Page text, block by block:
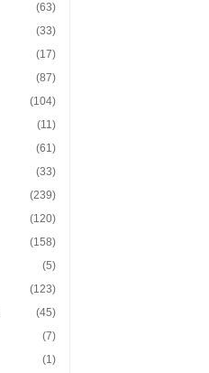
(63)
(33)
(17)
(87)
(104)
(11)
(61)
(33)
(239)
(120)
(158)
(5)
(123)
(45)
(7)
(1)